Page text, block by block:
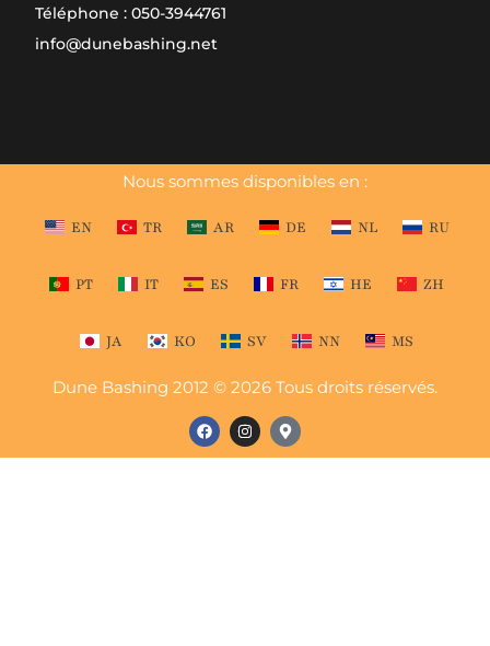
Téléphone : 050-3944761
info@dunebashing.net
Nous sommes disponibles en :
EN TR AR DE NL RU
PT IT ES FR HE ZH
JA KO SV NN MS
Dune Bashing 2012 © 2026 Tous droits réservés.